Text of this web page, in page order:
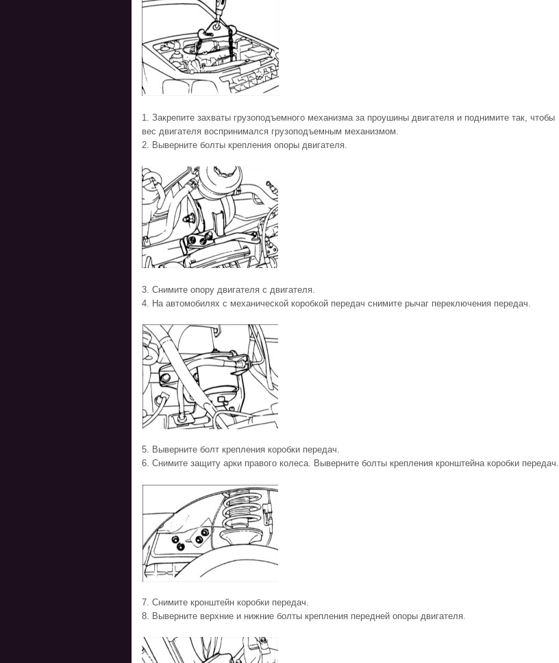
1. Закрепите захваты грузоподъемного механизма за проушины двигателя и поднимите так, чтобы
вес двигателя воспринимался грузоподъемным механизмом.
2. Выверните болты крепления опоры двигателя.
3. Снимите опору двигателя с двигателя.
4. На автомобилях с механической коробкой передач снимите рычаг переключения передач.
5. Выверните болт крепления коробки передач.
6. Снимите защиту арки правого колеса. Выверните болты крепления кронштейна коробки передач.
7. Снимите кронштейн коробки передач.
8. Выверните верхние и нижние болты крепления передней опоры двигателя.